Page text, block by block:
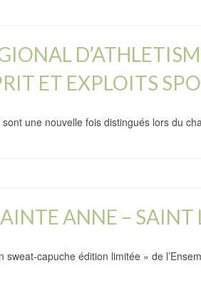
ET EXPLOITS
une nouvelle fois distingués lors du
ANNE –
sweat-capuche édition limitée » de